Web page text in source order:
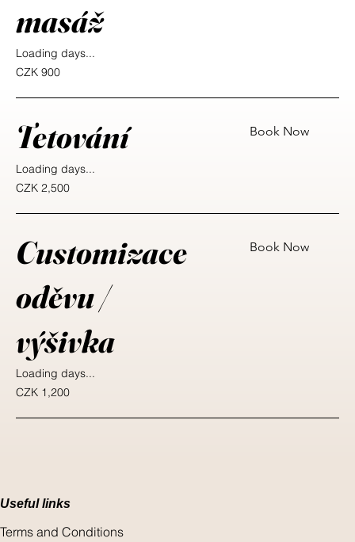
masáž
Loading days...
900
Czech
CZK 900
Tetování
Loading days...
2,500
Czech
CZK 2,500
Book Now
Customizace
oděvu /
výšivka
Loading days...
1,200
Czech
CZK 1,200
Book Now
Useful links
Terms and Conditions